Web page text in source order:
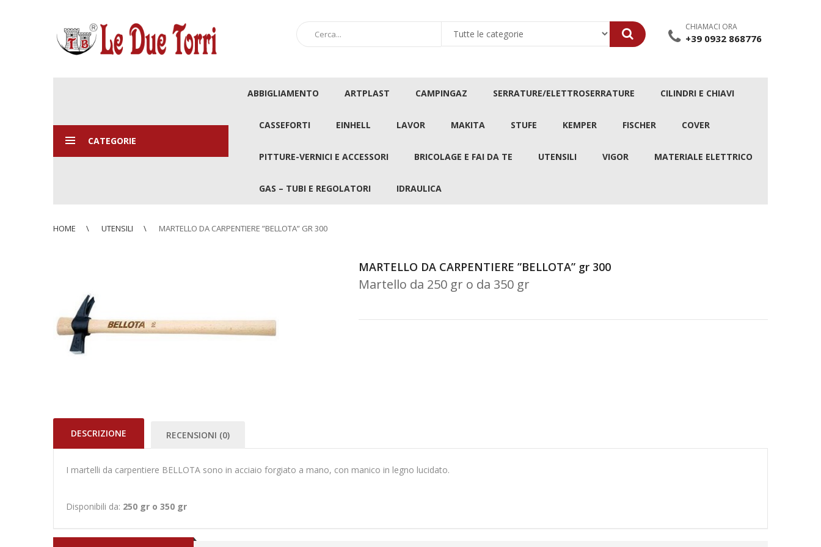
CHIAMACI ORA
+39 0932 868776
CATEGORIE
ABBIGLIAMENTO ARTPLAST CAMPINGAZ SERRATURE/ELETTROSERRATURE CILINDRI E CHIAVI
CASSEFORTI EINHELL LAVOR MAKITA STUFE KEMPER FISCHER COVER
PITTURE-VERNICI E ACCESSORI BRICOLAGE E FAI DA TE UTENSILI VIGOR MATERIALE ELETTRICO
GAS – TUBI E REGOLATORI IDRAULICA
HOME UTENSILI MARTELLO DA CARPENTIERE ”BELLOTA” GR 300
MARTELLO DA CARPENTIERE ”BELLOTA” gr 300
Martello da 250 gr o da 350 gr
DESCRIZIONE RECENSIONI (0)
I martelli da carpentiere BELLOTA sono in acciaio forgiato a mano, con manico in legno lucidato.
Disponibili da: 250 gr o 350 gr